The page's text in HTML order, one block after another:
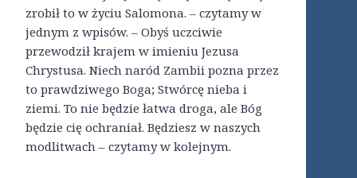
zrobił to w życiu Salomona. – czytamy w
jednym z wpisów. – Obyś uczciwie
przewodził krajem w imieniu Jezusa
Chrystusa. Niech naród Zambii pozna przez
to prawdziwego Boga; Stwórcę nieba i
ziemi. To nie będzie łatwa droga, ale Bóg
będzie cię ochraniał. Będziesz w naszych
modlitwach – czytamy w kolejnym.